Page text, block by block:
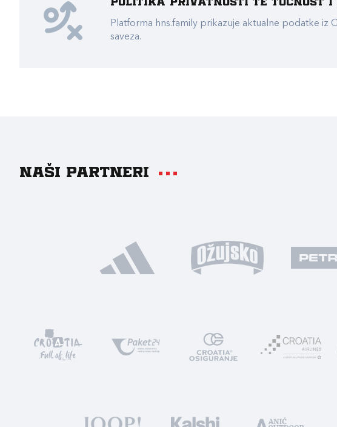
Politika privatnosti te točnost i
Platforma hns.family prikazuje aktualne podatke
saveza.
Naši partneri